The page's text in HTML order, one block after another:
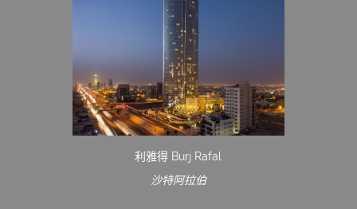
利雅得 Burj Rafal
沙特阿拉伯